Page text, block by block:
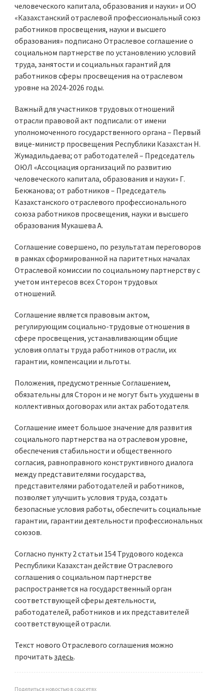
человеческого капитала, образования и науки» и ОО
«Казахстанский отраслевой профессиональный союз
работников просвещения, науки и высшего
образования» подписано Отраслевое соглашение о
социальном партнерстве по установлению условий
труда, занятости и социальных гарантий для
работников сферы просвещения на отраслевом
уровне на 2024-2026 годы.
Важный для участников трудовых отношений
отрасли правовой акт подписали: от имени
уполномоченного государственного органа – Первый
вице-министр просвещения Республики Казахстан Н.
Жумадильдаева; от работодателей – Председатель
ОЮЛ «Ассоциация организаций по развитию
человеческого капитала, образования и науки» Г.
Бекжанова; от работников – Председатель
Казахстанского отраслевого профессионального
союза работников просвещения, науки и высшего
образования Мукашева А.
Соглашение совершено, по результатам переговоров
в рамках сформированной на паритетных началах
Отраслевой комиссии по социальному партнерству с
учетом интересов всех Сторон трудовых
отношений.
Соглашение является правовым актом,
регулирующим социально-трудовые отношения в
сфере просвещения, устанавливающим общие
условия оплаты труда работников отрасли, их
гарантии, компенсации и льготы.
Положения, предусмотренные Соглашением,
обязательны для Сторон и не могут быть ухудшены в
коллективных договорах или актах работодателя.
Соглашение имеет большое значение для развития
социального партнерства на отраслевом уровне,
обеспечения стабильности и общественного
согласия, равноправного конструктивного диалога
между представителями государства,
представителями работодателей и работников,
позволяет улучшить условия труда, создать
безопасные условия работы, обеспечить социальные
гарантии, гарантии деятельности профессиональных
союзов.
Согласно пункту 2 статьи 154 Трудового кодекса
Республики Казахстан действие Отраслевого
соглашения о социальном партнерстве
распространяется на государственный орган
соответствующей сферы деятельности,
работодателей, работников и их представителей
соответствующей отрасли.
Текст нового Отраслевого соглашения можно
прочитать здесь.
Поделиться новостью в соцсетях